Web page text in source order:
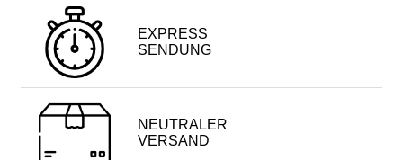
EXPRESS
SENDUNG
NEUTRALER
VERSAND